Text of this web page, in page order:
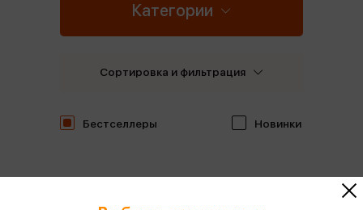
Категории
Бестселлеры Новинки
Сортировка и фильтрация